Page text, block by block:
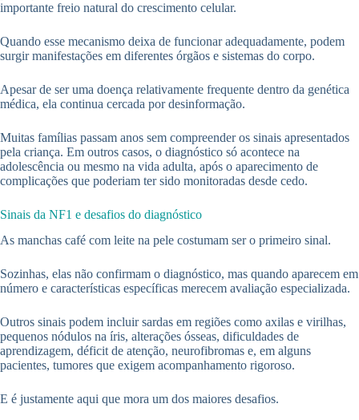
importante freio natural do crescimento celular.
Quando esse mecanismo deixa de funcionar adequadamente, podem
surgir manifestações em diferentes órgãos e sistemas do corpo.
Apesar de ser uma doença relativamente frequente dentro da genética
médica, ela continua cercada por desinformação.
Muitas famílias passam anos sem compreender os sinais apresentados
pela criança. Em outros casos, o diagnóstico só acontece na
adolescência ou mesmo na vida adulta, após o aparecimento de
complicações que poderiam ter sido monitoradas desde cedo.
Sinais da NF1 e desafios do diagnóstico
As manchas café com leite na pele costumam ser o primeiro sinal.
Sozinhas, elas não confirmam o diagnóstico, mas quando aparecem em
número e características específicas merecem avaliação especializada.
Outros sinais podem incluir sardas em regiões como axilas e virilhas,
pequenos nódulos na íris, alterações ósseas, dificuldades de
aprendizagem, déficit de atenção, neurofibromas e, em alguns
pacientes, tumores que exigem acompanhamento rigoroso.
E é justamente aqui que mora um dos maiores desafios.